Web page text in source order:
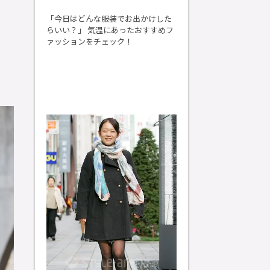
「今日はどんな服装でお出かけした
らいい？」 気温にあったおすすめフ
ァッションをチェック！